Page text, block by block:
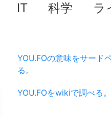
IT 科学 ラ
YOU.FOの意味をサード
る。
YOU.FOをwikiで調べる。